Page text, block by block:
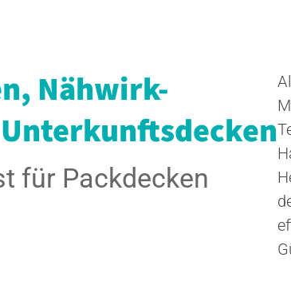
Nähwirk-
für Packdecken